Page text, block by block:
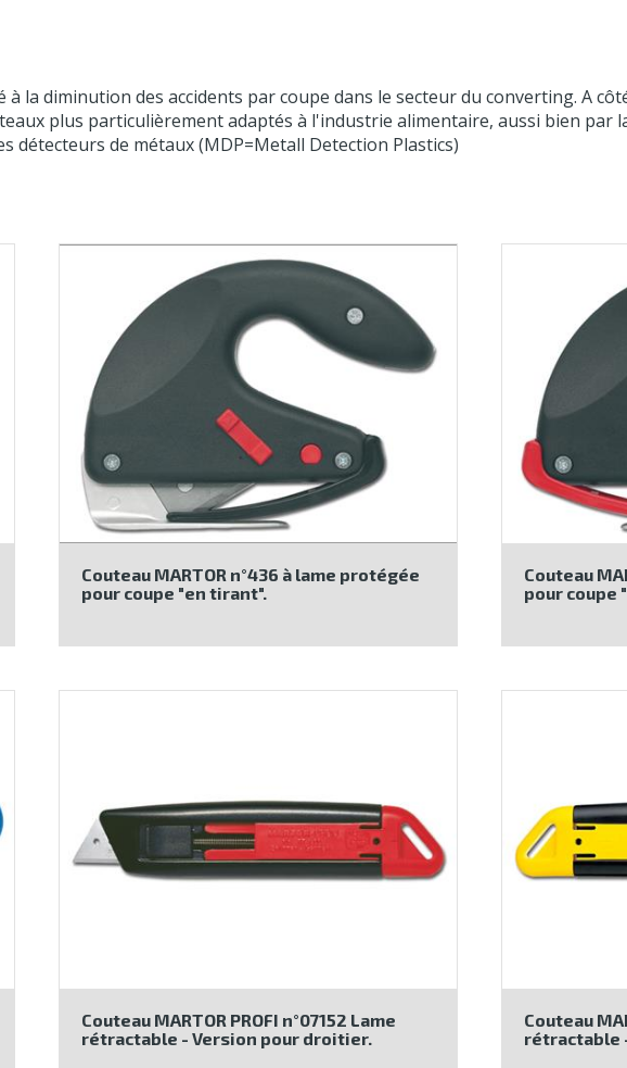
la diminution des accidents par coupe dans le secteur du converting. A
plus particulièrement adaptés à l'industrie alimentaire, aussi bien par
détecteurs de métaux (MDP=Metall Detection Plastics)
Couteau MARTOR n°436 à lame protégée
pour coupe "en tirant".
Couteau
pour coupe
Couteau MARTOR PROFI n°07152 Lame
rétractable - Version pour droitier.
Couteau
rétractable